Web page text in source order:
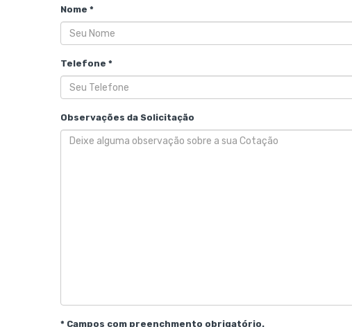
Nome *
Telefone *
Observações da Solicitação
* Campos com preenchmento obrigatório.